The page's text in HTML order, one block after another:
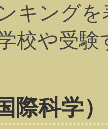
キング
校や受
際科学）